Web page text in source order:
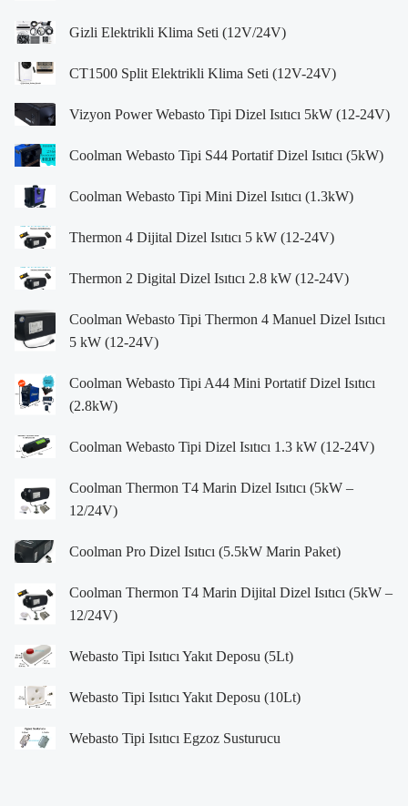
Gizli Elektrikli Klima Seti (12V/24V)
CT1500 Split Elektrikli Klima Seti (12V-24V)
Vizyon Power Webasto Tipi Dizel Isıtıcı 5kW (12-24V)
Coolman Webasto Tipi S44 Portatif Dizel Isıtıcı (5kW)
Coolman Webasto Tipi Mini Dizel Isıtıcı (1.3kW)
Thermon 4 Dijital Dizel Isıtıcı 5 kW (12-24V)
Thermon 2 Digital Dizel Isıtıcı 2.8 kW (12-24V)
Coolman Webasto Tipi Thermon 4 Manuel Dizel Isıtıcı
5 kW (12-24V)
Coolman Webasto Tipi A44 Mini Portatif Dizel Isıtıcı
(2.8kW)
Coolman Webasto Tipi Dizel Isıtıcı 1.3 kW (12-24V)
Coolman Thermon T4 Marin Dizel Isıtıcı (5kW –
12/24V)
Coolman Pro Dizel Isıtıcı (5.5kW Marin Paket)
Coolman Thermon T4 Marin Dijital Dizel Isıtıcı (5kW –
12/24V)
Webasto Tipi Isıtıcı Yakıt Deposu (5Lt)
Webasto Tipi Isıtıcı Yakıt Deposu (10Lt)
Webasto Tipi Isıtıcı Egzoz Susturucu